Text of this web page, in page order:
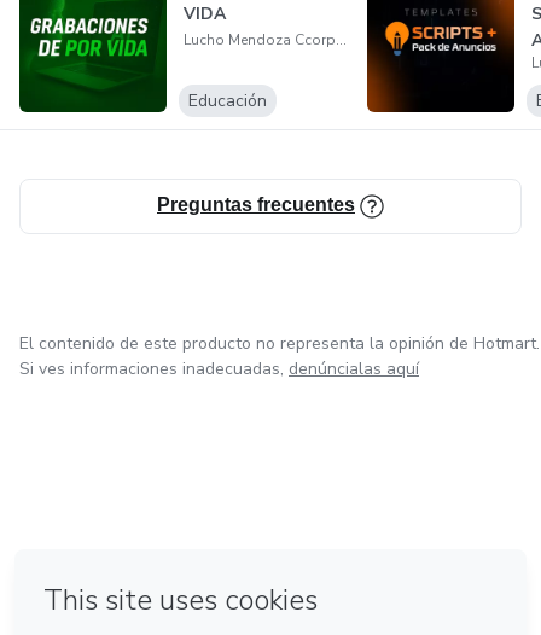
VIDA
Lucho Mendoza Ccorpuna
Educación
Preguntas frecuentes
El contenido de este producto no representa la opinión de Hotmart.
Si ves informaciones inadecuadas, denúncialas aquí
Hecho con❤ en Ciudad de México